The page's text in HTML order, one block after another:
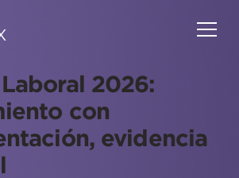
2026:
con
evidencia